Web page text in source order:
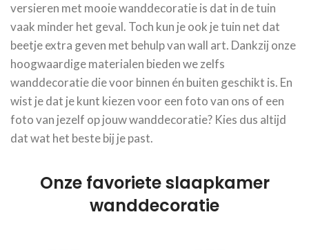
versieren met mooie wanddecoratie is dat in de tuin
vaak minder het geval. Toch kun je ook je tuin net dat
beetje extra geven met behulp van wall art. Dankzij onze
hoogwaardige materialen bieden we zelfs
wanddecoratie die voor binnen én buiten geschikt is. En
wist je dat je kunt kiezen voor een foto van ons of een
foto van jezelf op jouw wanddecoratie? Kies dus altijd
dat wat het beste bij je past.
Onze favoriete slaapkamer
wanddecoratie